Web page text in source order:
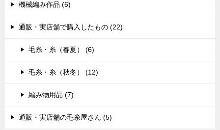
機械編み作品 (6)
通販・実店舗で購入したもの (22)
毛糸・糸（春夏） (6)
毛糸・糸（秋冬） (12)
編み物用品 (7)
通販・実店舗の毛糸屋さん (5)